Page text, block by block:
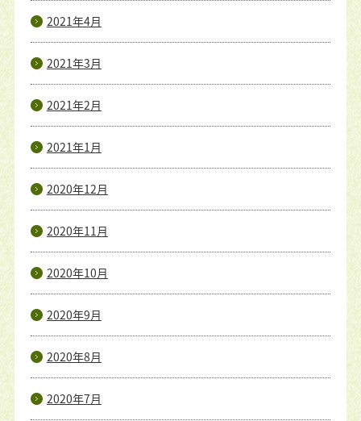
2021年4月
2021年3月
2021年2月
2021年1月
2020年12月
2020年11月
2020年10月
2020年9月
2020年8月
2020年7月